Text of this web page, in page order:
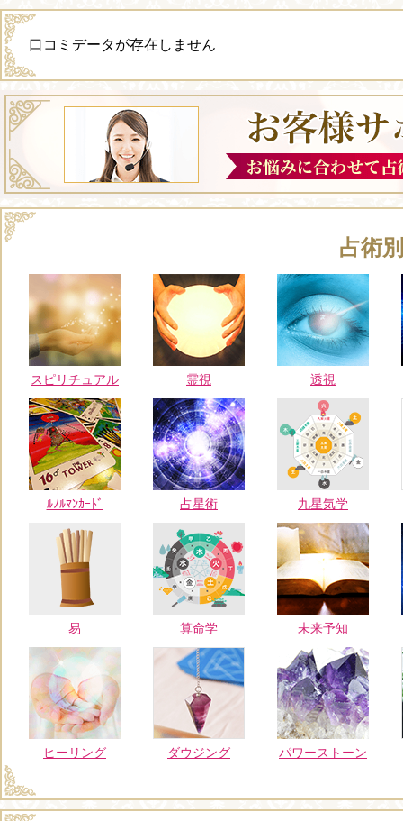
口コミデータが存在しません
占術
スピリチュアル 霊視 透視
ﾙﾉﾙﾏﾝｶｰﾄﾞ 占星術 九星気学
易 算命学 未来予知
ヒーリング ダウジング パワーストーン